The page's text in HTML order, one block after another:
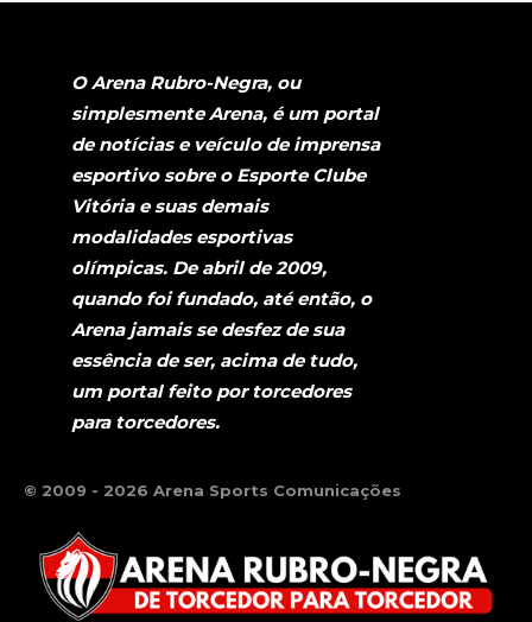
O Arena Rubro-Negra, ou
simplesmente Arena, é um portal
de notícias e veículo de imprensa
esportivo sobre o Esporte Clube
Vitória e suas demais
modalidades esportivas
olímpicas. De abril de 2009,
quando foi fundado, até então, o
Arena jamais se desfez de sua
essência de ser, acima de tudo,
um portal feito por torcedores
para torcedores.
© 2009 - 2026 Arena Sports Comunicações